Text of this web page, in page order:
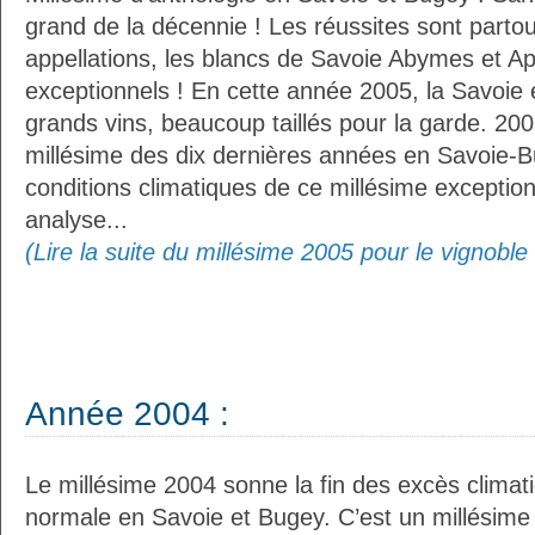
grand de la décennie ! Les réussites sont
appellations, les blancs de Savoie Abymes et
exceptionnels ! En cette année 2005, la Savoie
grands vins, beaucoup taillés pour la garde.
millésime des dix dernières années en Savoie-
conditions climatiques de ce millésime
analyse...
(Lire la suite du millésime 2005 pour le
Année 2004 :
Le millésime 2004 sonne la fin des excès
normale en Savoie et Bugey. C’est un